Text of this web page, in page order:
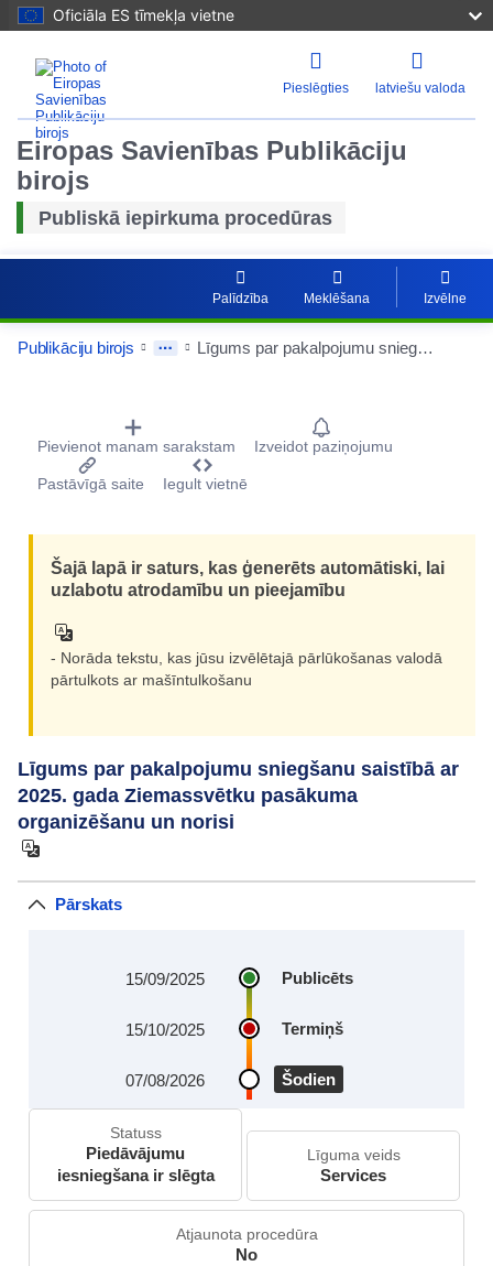
Oficiāla ES tīmekļa vietne
Pieslēgties latviešu valoda
Eiropas Savienības Publikāciju
birojs
Publiskā iepirkuma procedūras
Palīdzība Meklēšana Izvēlne
Publikāciju birojs Līgums par pakalpojumu sniegšanu saistībā ar 2025. gada Ziemassvētku pasākuma organizēšanu un norisi
Procurement Detail Actions Portlet
Pievienot manam sarakstam Izveidot paziņojumu
Pastāvīgā saite Iegult vietnē
Šajā lapā ir saturs, kas ģenerēts automātiski, lai
uzlabotu atrodamību un pieejamību
- Norāda tekstu, kas jūsu izvēlētajā pārlūkošanas valodā
pārtulkots ar mašīntulkošanu
Līgums par pakalpojumu sniegšanu saistībā ar
2025. gada Ziemassvētku pasākuma
organizēšanu un norisi
Pārskats
Publicēts
15/09/2025
Termiņš
15/10/2025
Šodien
07/08/2026
Statuss
Piedāvājumu
iesniegšana ir slēgta
Līguma veids
Services
Atjaunota procedūra
No